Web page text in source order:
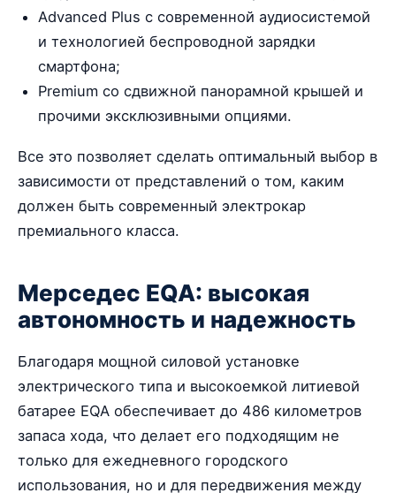
Advanced Plus с современной аудиосистемой
и технологией беспроводной зарядки
смартфона;
Premium со сдвижной панорамной крышей и
прочими эксклюзивными опциями.
Все это позволяет сделать оптимальный выбор в
зависимости от представлений о том, каким
должен быть современный электрокар
премиального класса.
Мерседес EQA: высокая
автономность и надежность
Благодаря мощной силовой установке
электрического типа и высокоемкой литиевой
батарее EQA обеспечивает до 486 километров
запаса хода, что делает его подходящим не
только для ежедневного городского
использования, но и для передвижения между